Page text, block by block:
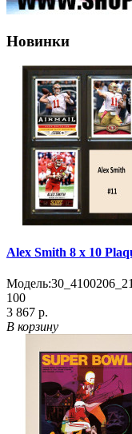
Новинки
Alex Smith 8 x 10
Модель:30_4100206_21
100
3 867 р.
В корзину